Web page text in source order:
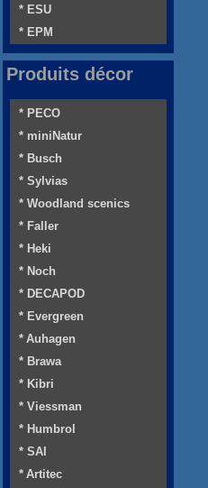
* ESU
* EPM
Produits décor
* PECO
* miniNatur
* Busch
* Sylvias
* Woodland scenics
* Faller
* Heki
* Noch
* DECAPOD
* Evergreen
* Auhagen
* Brawa
* Kibri
* Viessman
* Humbrol
* SAI
* Artitec